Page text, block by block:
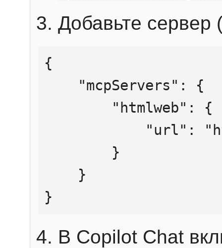
Добавьте сервер
{
}
В Copilot Chat